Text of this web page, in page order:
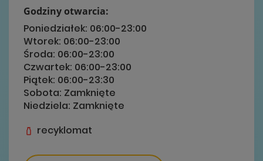
Godziny otwarcia:
Poniedziałek: 06:00-23:00
Wtorek: 06:00-23:00
Środa: 06:00-23:00
Czwartek: 06:00-23:00
Piątek: 06:00-23:30
Sobota: Zamknięte
Niedziela: Zamknięte
recyklomat